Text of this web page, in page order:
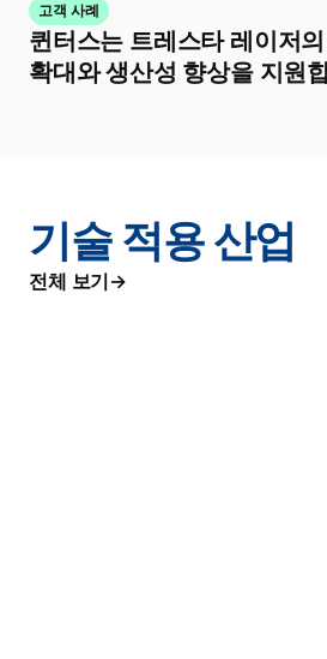
고객 사례
퀸터스는 트레스타 레이저
확대와 생산성 향상을 지원
기술 적용 산업
전체 보기